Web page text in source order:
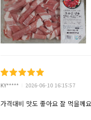
KY***** 2026-06-10 16:15:57
가격대비 맛도 좋아요 잘 먹을께